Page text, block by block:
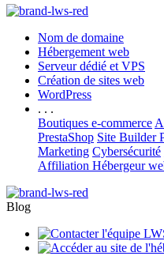
Nom de domaine
Hébergement web
Serveur dédié et VPS
Création de sites web
WordPress
. . .
Boutiques e-commerce
PrestaShop Site Builder
Marketing Cybersécurité
Affiliation Hébergeur
Blog